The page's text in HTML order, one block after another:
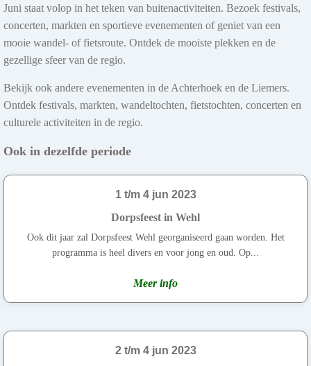
Juni staat volop in het teken van buitenactiviteiten. Bezoek festivals,
concerten, markten en sportieve evenementen of geniet van een
mooie wandel- of fietsroute. Ontdek de mooiste plekken en de
gezellige sfeer van de regio.
Bekijk ook andere evenementen in de Achterhoek en de Liemers.
Ontdek festivals, markten, wandeltochten, fietstochten, concerten en
culturele activiteiten in de regio.
Ook in dezelfde periode
1 t/m 4 jun 2023
Dorpsfeest in Wehl
Ook dit jaar zal Dorpsfeest Wehl georganiseerd gaan worden. Het
programma is heel divers en voor jong en oud. Op...
Meer info
2 t/m 4 jun 2023